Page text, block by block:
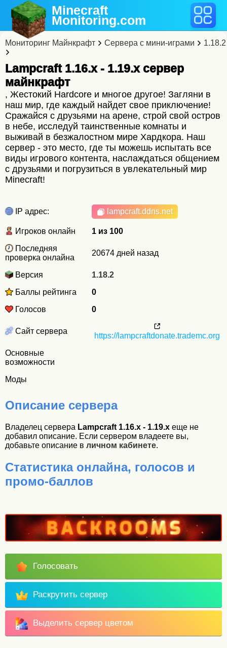
Minecraft
Monitoring.com
Мониторинг Майнкрафт Сервера с мини-играми 1.18.2
Lampcraft 1.16.x - 1.19.x cервер
майнкрафт
, Жестокий Hardcore и многое другое! Загляни в
наш мир, где каждый найдет свое приключение!
Сражайся с друзьями на арене, строй свой остров
в небе, исследуй таинственные комнаты и
выживай в безжалостном мире Хардкора. Наш
сервер - это место, где ты можешь испытать все
виды игрового контента, наслаждаться общением
с друзьями и погрузиться в увлекательный мир
Minecraft!
IP адрес: lampcraft.ddns.net
Игроков онлайн
1 из 100
Последняя
проверка онлайна
20674 дней назад
Версия
1.18.2
Баллы рейтинга
0
Голосов
0
Сайт сервера
https://lampcraftdonate.trademc.org
Основные
возможности
Моды
Описание сервера
Владелец сервера Lampcraft 1.16.x - 1.19.x еще не
добавил описание. Если сервером владеете вы,
добавьте описание в личном кабинете.
Статистика онлайна, голосов и
промо-баллов
Голосовать
Раскрутить сервер
Выделить сервер цветом